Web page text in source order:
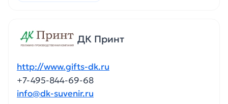
ДК Принт
http://www.gifts-dk.ru
+7-495-844-69-68
info@dk-suvenir.ru